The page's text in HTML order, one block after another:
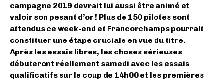
campagne 2019 devrait lui aussi être animé et
valoir son pesant d’or ! Plus de 150 pilotes sont
attendus ce week-end et Francorchamps pourrait
constituer une étape cruciale en vue du titre.
Après les essais libres, les choses sérieuses
débuteront réellement samedi avec les essais
qualificatifs sur le coup de 14h00 et les premières